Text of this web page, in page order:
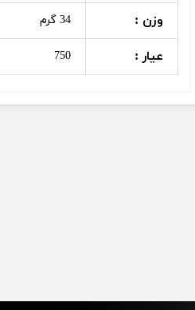
وزن : 34 گرم
عیار : 750